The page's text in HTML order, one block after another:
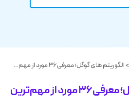
> الگوریتم های گوگل؛ معرفی۳۶ مورد از مهم‌ترین ها برای سئو
الگوریتم های گوگل؛ معرفی۳۶ مورد از مهم‌ترین